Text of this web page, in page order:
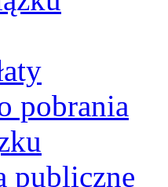
pobrania
publiczne